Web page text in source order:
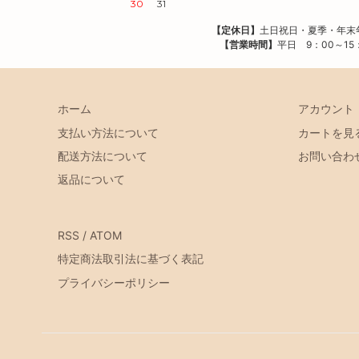
30
31
【定休日】 土日祝日・夏季・年
【営業時間】 平日 9：00～15
ホーム
支払い方法について
配送方法について
返品について
アカウント
カートを見
お問い合わ
RSS / ATOM
特定商法取引法に基づく表記
プライバシーポリシー